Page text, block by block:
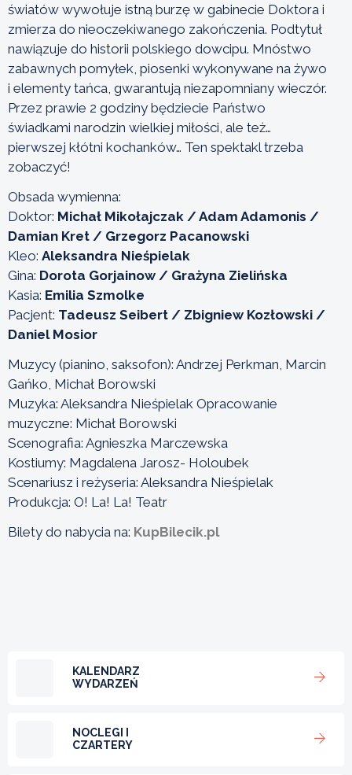
światów wywołuje istną burzę w gabinecie Doktora i
zmierza do nieoczekiwanego zakończenia. Podtytuł
nawiązuje do historii polskiego dowcipu. Mnóstwo
zabawnych pomyłek, piosenki wykonywane na żywo
i elementy tańca, gwarantują niezapomniany wieczór.
Przez prawie 2 godziny będziecie Państwo
świadkami narodzin wielkiej miłości, ale też…
pierwszej kłótni kochanków… Ten spektakl trzeba
zobaczyć!
Obsada wymienna:
Doktor: Michał Mikołajczak / Adam Adamonis /
Damian Kret / Grzegorz Pacanowski
Kleo: Aleksandra Nieśpielak
Gina: Dorota Gorjainow / Grażyna Zielińska
Kasia: Emilia Szmolke
Pacjent: Tadeusz Seibert / Zbigniew Kozłowski /
Daniel Mosior
Muzycy (pianino, saksofon): Andrzej Perkman, Marcin
Gańko, Michał Borowski
Muzyka: Aleksandra Nieśpielak Opracowanie
muzyczne: Michał Borowski
Scenografia: Agnieszka Marczewska
Kostiumy: Magdalena Jarosz- Holoubek
Scenariusz i reżyseria: Aleksandra Nieśpielak
Produkcja: O! La! La! Teatr
Bilety do nabycia na: KupBilecik.pl
KALENDARZ
WYDARZEŃ
NOCLEGI I
CZARTERY